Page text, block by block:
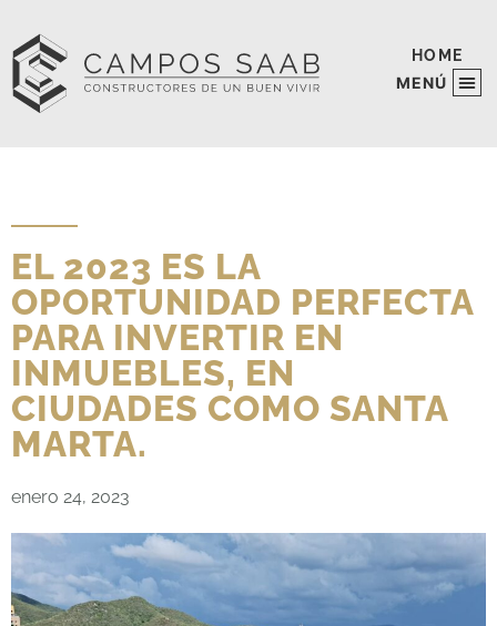
HOME
EL 2023 ES LA
OPORTUNIDAD PERFECTA
PARA INVERTIR EN
INMUEBLES, EN
CIUDADES COMO SANTA
MARTA.
enero 24, 2023